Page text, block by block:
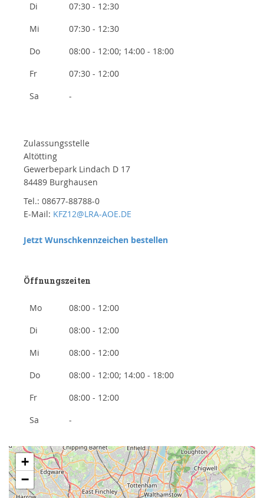
Di
07:30 - 12:30
Mi
07:30 - 12:30
Do
08:00 - 12:00; 14:00 - 18:00
Fr
07:30 - 12:00
Sa
-
Zulassungsstelle
Altötting
Gewerbepark Lindach D 17
84489 Burghausen
Tel.: 08677-88788-0
E-Mail: KFZ12@LRA-AOE.DE
Jetzt Wunschkennzeichen bestellen
Öffnungszeiten
Mo
08:00 - 12:00
Di
08:00 - 12:00
Mi
08:00 - 12:00
Do
08:00 - 12:00; 14:00 - 18:00
Fr
08:00 - 12:00
Sa
-
+
−